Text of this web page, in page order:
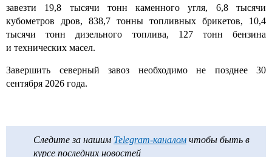
завезти 19,8 тысячи тонн каменного угля, 6,8 тысячи
кубометров дров, 838,7 тонны топливных брикетов, 10,4
тысячи тонн дизельного топлива, 127 тонн бензина
и технических масел.
Завершить северный завоз необходимо не позднее 30
сентября 2026 года.
Следите за нашим Telegram-каналом чтобы быть в
курсе последних новостей